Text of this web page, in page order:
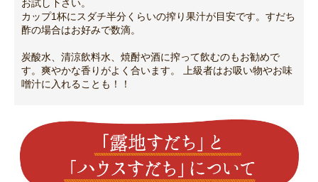
お試し下さい。
カップ1杯にスダチ半分くらいの搾り果汁が目安です。すだち
酢の場合はお好みで数滴。
炭酸水、清涼飲料水、焼酎や酒に搾って飲むのもお勧めで
す。爽やかな香りがよく合います。 上級者はお吸い物やお味
噌汁に入れることも！！